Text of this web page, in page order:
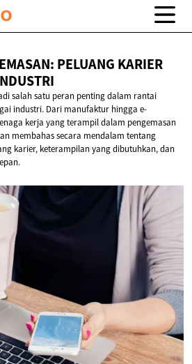
PELUANG KARIER
salah satu peran penting dalam rantai
industri. Dari manufaktur hingga e-
kerja yang terampil dalam pengemasan
membahas secara mendalam tentang
karier, keterampilan yang dibutuhkan, dan